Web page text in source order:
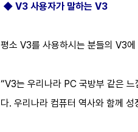
◆ V3 사용자가 말하는 V3
평소 V3를 사용하시는 분들의 V3
“V3는 우리나라 PC 국방부 같은
다. 우리나라 컴퓨터 역사와 함께